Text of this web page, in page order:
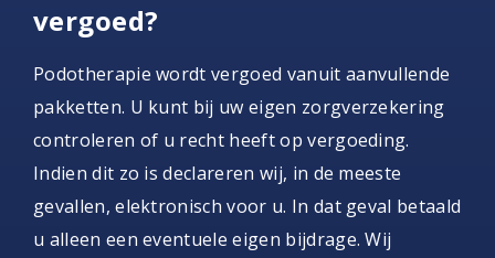
vergoed?
Podotherapie wordt vergoed vanuit aanvullende
pakketten. U kunt bij uw eigen zorgverzekering
controleren of u recht heeft op vergoeding.
Indien dit zo is declareren wij, in de meeste
gevallen, elektronisch voor u. In dat geval betaald
u alleen een eventuele eigen bijdrage. Wij